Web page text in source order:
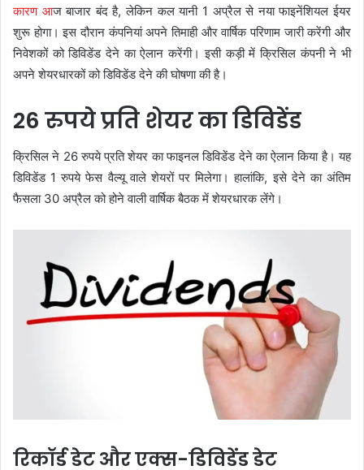
कारण आज बाजार बंद है, लेकिन कल यानी 1 अप्रैल से नया फाइनेंशियल ईयर
शुरू होगा। इस दौरान कंपनियां अपने तिमाही और वार्षिक परिणाम जारी करेंगी और
निवेशकों को डिविडेंड देने का ऐलान करेंगी। इसी कड़ी में क्रिसिल कंपनी ने भी
अपने शेयरधारकों को डिविडेंड देने की घोषणा की है।
26 रुपये प्रति शेयर का डिविडेंड
क्रिसिल ने 26 रुपये प्रति शेयर का फाइनल डिविडेंड देने का ऐलान किया है। यह
डिविडेंड 1 रुपये फेस वैल्यू वाले शेयरों पर मिलेगा। हालांकि, इसे देने का अंतिम
फैसला 30 अप्रैल को होने वाली वार्षिक बैठक में शेयरधारक लेंगे।
रिकॉर्ड डेट और एक्स-डिविडेंड डेट